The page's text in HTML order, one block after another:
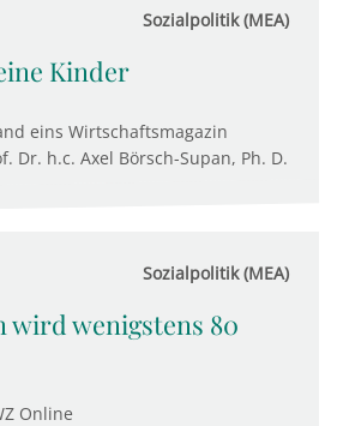
Sozialpolitik (MEA)
Kinder
eins Wirtschaftsmagazin
Dr. h.c. Axel Börsch-Supan, Ph. D.
Sozialpolitik (MEA)
wird wenigstens 80
Online